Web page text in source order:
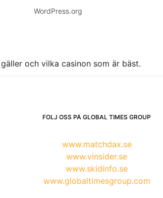
WordPress.org
och vilka casinon som är bäst.
FÖLJ OSS PÅ GLOBAL TIMES GROUP
www.matchdax.se
www.vinsider.se
www.skidinfo.se
www.globaltimesgroup.com